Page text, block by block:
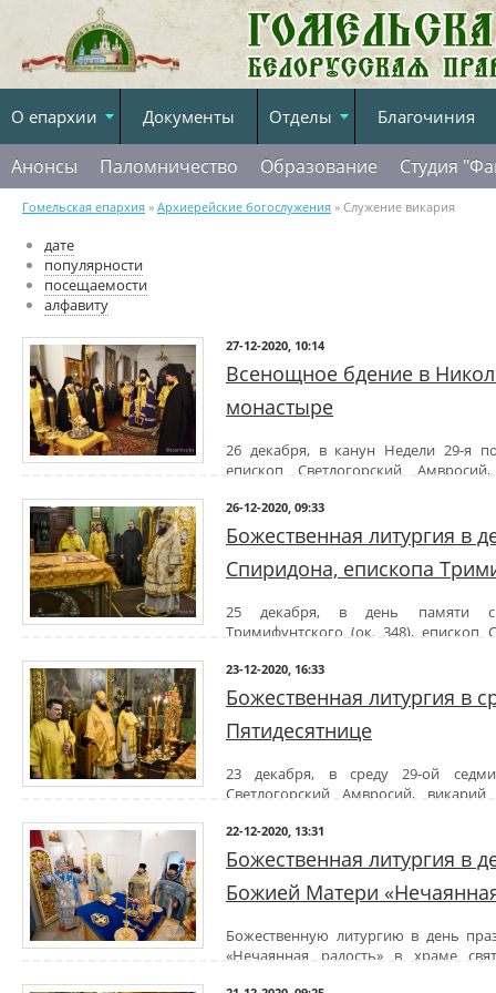
О епархии Документы Отделы Благочиния
Анонсы Паломничество Образование Студия
Гомельская епархия » Архиерейские богослужения » Служение викария
дате
популярности
посещаемости
алфавиту
27-12-2020, 10:14
Всенощное бдение в
монастыре
26 декабря, в канун Недели 29-я
епископ Светлогорский
100 лет назад в честь святителя Николая.
Его Преосвященству сослужили братия Никольской обители в
26-12-2020, 09:33
Божественная литургия в
Спиридона, епископа
25 декабря, в день памяти
Тримифунтского (ок. 348), епископ
Гомеля.
Его Преосвященству сослужили братия Никольской обители в
23-12-2020, 16:33
Божественная литургия в
Пятидесятнице
23 декабря, в среду 29-ой
Светлогорский Амвросий,
Его Преосвященству сослужили братия Никольской обители в
22-12-2020, 13:31
Божественная литургия в
Божией Матери
Божественную литургию в день
«Нечаянная радость» в храме